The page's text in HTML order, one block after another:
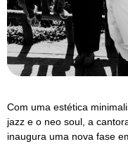
Com uma estética
jazz e o neo soul, a
inaugura uma nova fase